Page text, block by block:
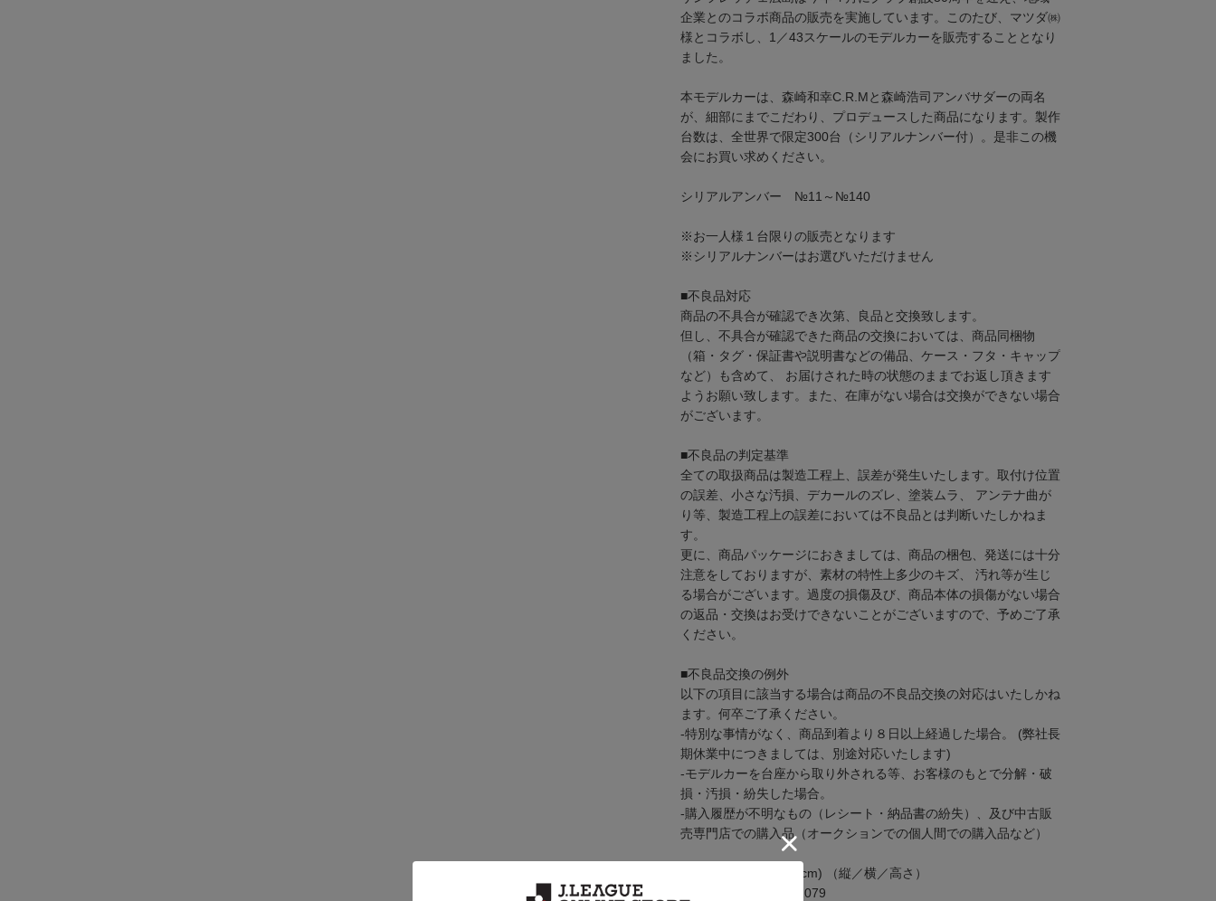
企業とのコラボ商品の販売を実施しています。このたび、マツダ㈱
様とコラボし、1／43スケールのモデルカーを販売することとなり
ました。
本モデルカーは、森崎和幸C.R.Mと森崎浩司アンバサダーの両名
が、細部にまでこだわり、プロデュースした商品になります。製作
台数は、全世界で限定300台（シリアルナンバー付）。是非この機
会にお買い求めください。
シリアルアンバー №11～№140
※お一人様１台限りの販売となります
※シリアルナンバーはお選びいただけません
■不良品対応
商品の不具合が確認でき次第、良品と交換致します。
但し、不具合が確認できた商品の交換においては、商品同梱物
（箱・タグ・保証書や説明書などの備品、ケース・フタ・キャップ
など）も含めて、 お届けされた時の状態のままでお返し頂きます
ようお願い致します。また、在庫がない場合は交換ができない場合
がございます。
■不良品の判定基準
全ての取扱商品は製造工程上、誤差が発生いたします。取付け位置
の誤差、小さな汚損、デカールのズレ、塗装ムラ、 アンテナ曲が
り等、製造工程上の誤差においては不良品とは判断いたしかねま
す。
更に、商品パッケージにおきましては、商品の梱包、発送には十分
注意をしておりますが、素材の特性上多少のキズ、 汚れ等が生じ
る場合がございます。過度の損傷及び、商品本体の損傷がない場合
の返品・交換はお受けできないことがございますので、予めご了承
ください。
■不良品交換の例外
以下の項目に該当する場合は商品の不良品交換の対応はいたしかね
ます。何卒ご了承ください。
-特別な事情がなく、商品到着より８日以上経過した場合。 (弊社長
期休業中につきましては、別途対応いたします)
-モデルカーを台座から取り外される等、お客様のもとで分解・破
損・汚損・紛失した場合。
-購入履歴が不明なもの（レシート・納品書の紛失）、及び中古販
売専門店での購入品（オークションでの個人間での購入品など）
サイズ：16.5×7.5×7(cm) （縦／横／高さ）
メーカー品番：sh001079